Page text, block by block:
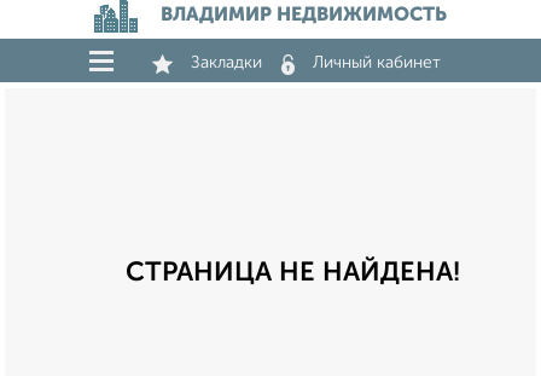
ВЛАДИМИР НЕДВИЖИМОСТЬ
Закладки Личный кабинет
СТРАНИЦА НЕ НАЙДЕНА!